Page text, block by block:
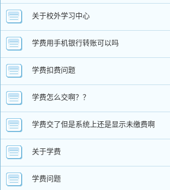
关于校外学习中心
学费用手机银行转账可以吗
学费扣费问题
学费怎么交啊？？
学费交了但是系统上还是显示未缴费啊
关于学费
学费问题